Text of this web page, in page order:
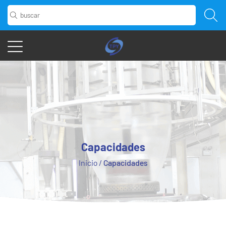
Capacidades
Inicio/ Capacidades